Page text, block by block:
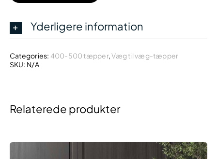
Yderligere information
Categories: 400-500 tæpper,Væg til væg-tæpper
SKU: N/A
Relaterede produkter